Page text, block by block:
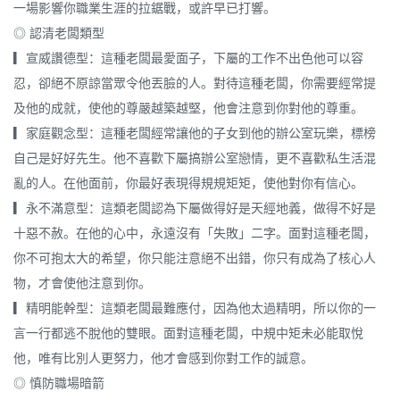
一場影響你職業生涯的拉鋸戰，或許早已打響。
◎ 認清老闆類型
▎宣威讚德型：這種老闆最愛面子，下屬的工作不出色他可以容
忍，卻絕不原諒當眾令他丟臉的人。對待這種老闆，你需要經常提
及他的成就，使他的尊嚴越築越堅，他會注意到你對他的尊重。
▎家庭觀念型：這種老闆經常讓他的子女到他的辦公室玩樂，標榜
自己是好好先生。他不喜歡下屬搞辦公室戀情，更不喜歡私生活混
亂的人。在他面前，你最好表現得規規矩矩，使他對你有信心。
▎永不滿意型：這類老闆認為下屬做得好是天經地義，做得不好是
十惡不赦。在他的心中，永遠沒有「失敗」二字。面對這種老闆，
你不可抱太大的希望，你只能注意絕不出錯，你只有成為了核心人
物，才會使他注意到你。
▎精明能幹型：這類老闆最難應付，因為他太過精明，所以你的一
言一行都逃不脫他的雙眼。面對這種老闆，中規中矩未必能取悅
他，唯有比別人更努力，他才會感到你對工作的誠意。
◎ 慎防職場暗箭